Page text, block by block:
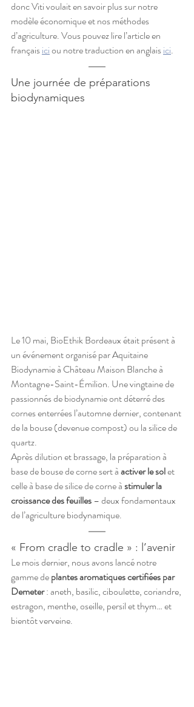
donc Viti voulait en savoir plus sur notre
modèle économique et nos méthodes
d’agriculture. Vous pouvez lire l’article en
français ici ou notre traduction en anglais ici.
Une journée de préparations
biodynamiques
Le 10 mai, BioEthik Bordeaux était présent à
un événement organisé par Aquitaine
Biodynamie à Château Maison Blanche à
Montagne-Saint-Émilion. Une vingtaine de
passionnés de biodynamie ont déterré des
cornes enterrées l’automne dernier, contenant
de la bouse (devenue compost) ou la silice de
quartz.
Après dilution et brassage, la préparation à
base de bouse de corne sert à activer le sol et
celle à base de silice de corne à stimuler la
croissance des feuilles – deux fondamentaux
de l’agriculture biodynamique.
« From cradle to cradle » : l’avenir
Le mois dernier, nous avons lancé notre
gamme de plantes aromatiques certifiées par
Demeter : aneth, basilic, ciboulette, coriandre,
estragon, menthe, oseille, persil et thym… et
bientôt verveine.